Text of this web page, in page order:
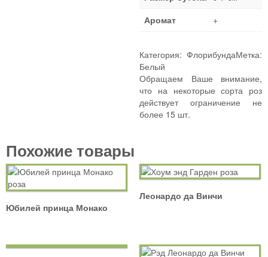
Аромат
+
Категория: ФлорибундаМетка:
Белый
Обращаем Ваше внимание,
что на некоторые сорта роз
действует ограничение не
более 15 шт.
Похожие товары
Юбилей принца Монако
Леонардо да Винчи